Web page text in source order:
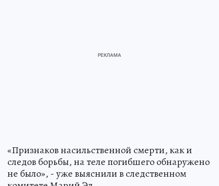
«Признаков насильственной смерти, как и
следов борьбы, на теле погибшего обнаружено
не было», - уже выяснили в следственном